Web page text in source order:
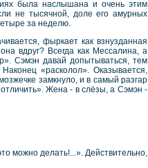
была наслышана и очень этим
не тысячной, доле его амурных
за неделю.
фыркает как взнузданная
вдруг? Всегда как Мессалина, а
Сэмэн давай допытываться, тем
«расколол». Оказывается,
замкнуло, и в самый разгар
Жена - в слёзы, а Сэмэн -
можно делать!...». Действительно,